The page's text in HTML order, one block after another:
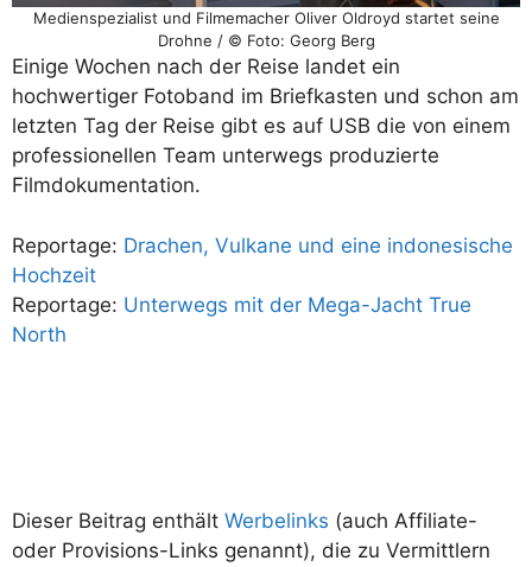
Medienspezialist und Filmemacher Oliver Oldroyd startet seine
Drohne / © Foto: Georg Berg
Einige Wochen nach der Reise landet ein
hochwertiger Fotoband im Briefkasten und schon am
letzten Tag der Reise gibt es auf USB die von einem
professionellen Team unterwegs produzierte
Filmdokumentation.
Reportage: Drachen, Vulkane und eine indonesische
Hochzeit
Reportage: Unterwegs mit der Mega-Jacht True
North
Dieser Beitrag enthält Werbelinks (auch Affiliate-
oder Provisions-Links genannt), die zu Vermittlern